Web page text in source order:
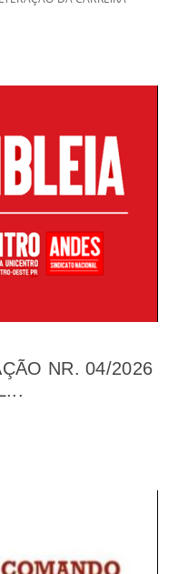
NR. 04/2026